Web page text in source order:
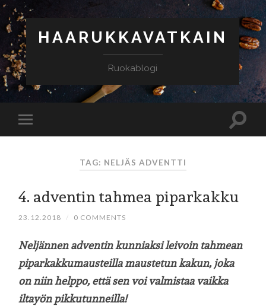
HAARUKKAVATKAIN
Ruokablogi
TAG: NELJÄS ADVENTTI
4. adventin tahmea piparkakku
23.12.2018 / 0 COMMENTS
Neljännen adventin kunniaksi leivoin tahmean
piparkakkumausteilla maustetun kakun, joka
on niin helppo, että sen voi valmistaa vaikka
iltayön pikkutunneilla!